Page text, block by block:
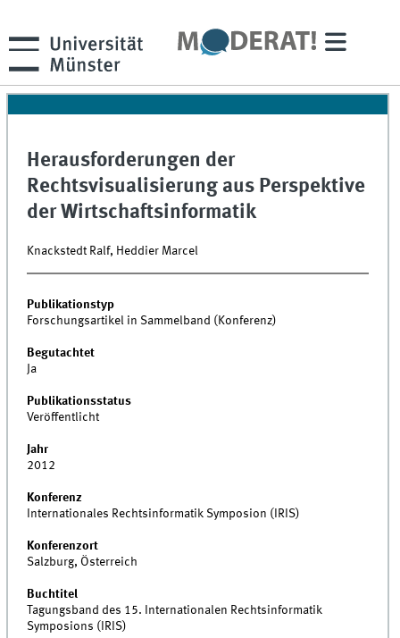
Herausforderungen der
Rechtsvisualisierung aus Perspektive
der Wirtschaftsinformatik
Knackstedt Ralf, Heddier Marcel
Publikationstyp
Forschungsartikel in Sammelband (Konferenz)
Begutachtet
Ja
Publikationsstatus
Veröffentlicht
Jahr
2012
Konferenz
Internationales Rechtsinformatik Symposion (IRIS)
Konferenzort
Salzburg, Österreich
Buchtitel
Tagungsband des 15. Internationalen Rechtsinformatik
Symposions (IRIS)